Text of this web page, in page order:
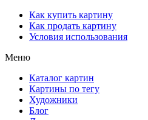
Как купить картину
Как продать картину
Условия использования
Меню
Каталог картин
Картины по тегу
Художники
Блог